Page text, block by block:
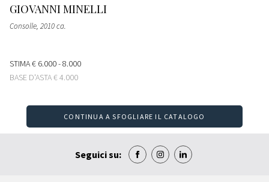
GIOVANNI MINELLI
Consolle, 2010 ca.
STIMA€ 6.000 - 8.000
BASE D'ASTA€ 4.000
CONTINUA A SFOGLIARE IL CATALOGO
Seguici su: